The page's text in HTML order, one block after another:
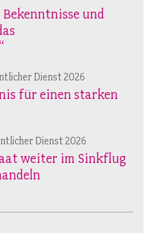
und
Dienst 2026
für einen starken
Dienst 2026
weiter im Sinkflug